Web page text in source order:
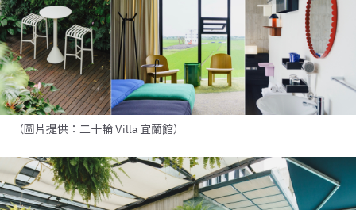
（圖片提供：二十輪 Villa 宜蘭館）